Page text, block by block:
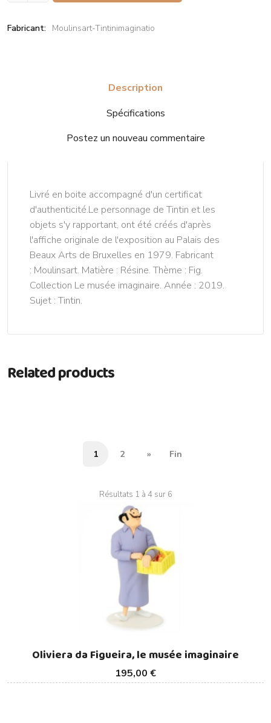
Fabricant: Moulinsart-Tintinimaginatio
Description
Spécifications
Postez un nouveau commentaire
Livré en boite accompagné d'un certificat
d'authenticité.Le personnage de Tintin et les
objets s'y rapportant, ont été créés d'après
l'affiche originale de l'exposition au Palais des
Beaux Arts de Bruxelles en 1979. Fabricant
: Moulinsart. Matière : Résine. Thème : Fig.
Collection Le musée imaginaire. Année : 2019.
Sujet : Tintin.
Related products
1 2 » Fin
Résultats 1 à 4 sur 6
195,00 €
Oliviera da Figueira, le musée imaginaire